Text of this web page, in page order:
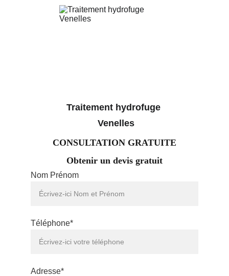
Nom Prénom
Téléphone*
Adresse*
Traitement hydrofuge
Venelles
CONSULTATION GRATUITE
Obtenir un devis gratuit